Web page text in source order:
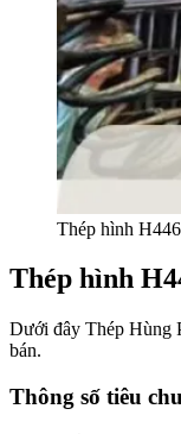
Thép hình
Thép hình
Dưới đây Thép Hùng
bán.
Thông số tiêu